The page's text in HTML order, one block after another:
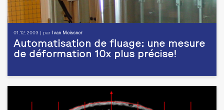
01.12.2003 | par Ivan Meissner
Automatisation de fluage: une mesure
de déformation 10x plus précise!